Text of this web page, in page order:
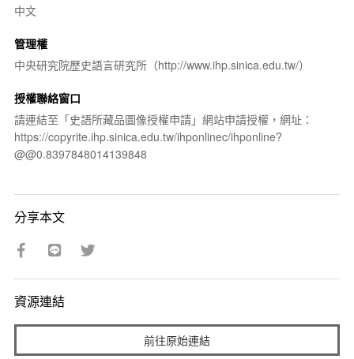
中文
管理權
中央研究院歷史語言研究所（http://www.ihp.sinica.edu.tw/）
授權聯絡窗口
請連結至「史語所藏品圖像授權申請」網站申請授權，網址：
https://copyrite.ihp.sinica.edu.tw/ihponlinec/ihponline?
@@0.8397848014139848
分享本文
資源連結
前往原始連結